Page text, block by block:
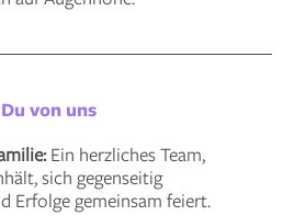
von uns
Ein herzliches Team,
sich gegenseitig
Erfolge gemeinsam feiert.